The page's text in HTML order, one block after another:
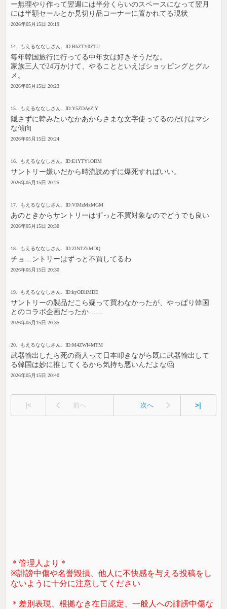
ー無理やり作って翌週には半分くらいのスペースになって翌月
には半額セールとか見切り品コーナーに置かれてる現状
2026年05月15日 20:19
14. もえるななしさん. ID:BhZTY0ZTU
毎年韓国旅行に行ってる中年女は好きそうだな。
家族三人で24万かけて、やることといえばショッピングとグル
メ。
2026年05月15日 20:23
15. もえるななしさん. ID:Y5ZDAyZjY
隠さずに韓みたいなかあからさまな文字使ってるのだけはマシ
な傾向
2026年05月15日 20:24
16. もえるななしさん. ID:E1YTY1ODM
サントリー嫌いだから時流読めずに爆死すればいい。
2026年05月15日 20:25
17. もえるななしさん. ID:VlMzMxMGM
あのときからサントリーはずっと不買対象なのでどうでも良い
2026年05月15日 20:30
18. もえるななしさん. ID:ZlNTZkMDQ
チョ…ントリーはずっと不買してるわ
2026年05月15日 20:30
19. もえるななしさん. ID:kyODliMDE
サントリーの製品だこら疑って買わなかったが、やっぱり韓国
とのコラボ企画だったか……
2026年05月15日 20:35
20. もえるななしさん. ID:M4ZWI4MTM
武器輸出したら死の商人って日本叩きながら既に武器輸出して
る韓国は妙に推してくるから気持ち悪いんだよな🤔
2026年05月15日 20:40
|< 前へ 次へ >|
＊管理人より＊
※誹謗中傷や名誉毀損、他人に不快感を与える投稿をし
ないように十分に注意してください
＊差別表現、根拠なき在日認定、一般人への誹謗中傷な